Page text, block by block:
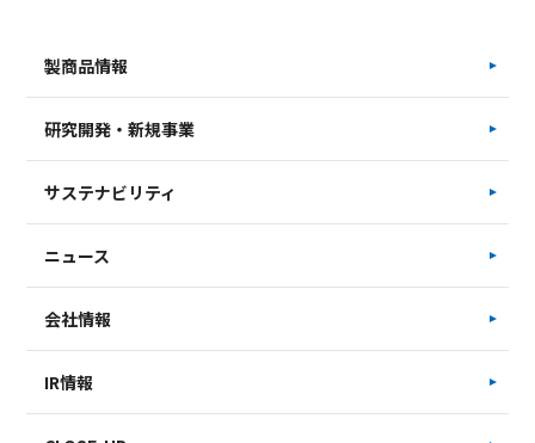
製商品情報
研究開発・新規事業
サステナビリティ
ニュース
会社情報
IR情報